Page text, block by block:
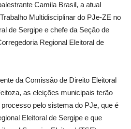
Camila Brasil, a atual
Multidisciplinar do PJe-ZE no
de Sergipe e chefe da Seção de
Regional Eleitoral de
da Comissão de Direito Eleitoral
as eleições municipais terão
pelo sistema do PJe, que é
Eleitoral de Sergipe e que